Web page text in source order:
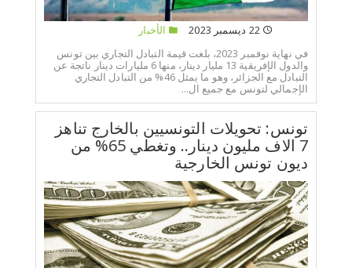
الأخبار
في نهاية نوفمبر 2023، بلغت قيمة التبادل التجاري بين تونس
والدول الإفريقية 13 مليار دينار، منها 6 مليارات دينار ناتجة عن
التبادل مع الجزائر، وهو ما يمثل 46% من التبادل التجاري
الإجمالي لتونس مع جميع ال...
تونس: تحويلات التونسيين بالخارج تناهز
7 الاف مليون دينار.. وتغطي 65% من
ديون تونس الخارجية